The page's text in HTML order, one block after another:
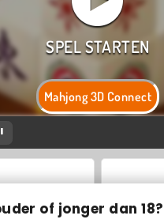
of jonger dan 18?
Mahjong 3D Connect